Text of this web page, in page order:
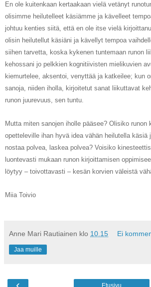
En ole kuitenkaan kertaakaan vielä vetänyt
olisimme heilutelleet käsiämme ja kävelleet
johtuu kenties siitä, että en ole itse vielä
olisin heilutellut käsiäni ja kävellyt tempoa
siihen tarvetta, koska kykenen tuntemaan runon
kehossani jo pelkkien kognitiivisten mielikuvien
kiemurtelee, aksentoi, venyttää ja katkeilee; kun
sanoja, niiden iholla, kirjoitetut sanat liikuttavat
runon juurevuus, sen tuntu.
Mutta miten sanojen iholle pääsee? Olisiko runon
opetteleville ihan hyvä idea vähän heilutella käsiä
nostaa polvea, laskea polvea? Voisiko
luontevasti mukaan runon kirjoittamisen
löytyy ‒ toivottavasti ‒ kesän korvien väleistä
Miia Toivio
Anne Mari Rautiainen klo 10.15 Ei
Jaa muille
Etusivu